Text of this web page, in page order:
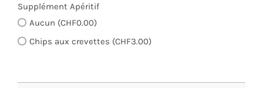
Supplément Apéritif
Aucun (CHF0.00)
Chips aux crevettes (CHF3.00)